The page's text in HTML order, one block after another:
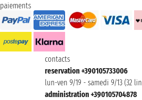
paiements
contacts
reservation +390105733006
lun-ven 9/19 - samedi 9/13 (32
administration +390105704878